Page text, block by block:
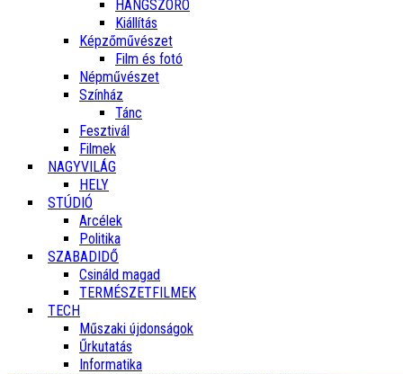
HANGSZÓRÓ
Kiállítás
Képzőművészet
Film és fotó
Népművészet
Színház
Tánc
Fesztivál
Filmek
NAGYVILÁG
HELY
STÚDIÓ
Arcélek
Politika
SZABADIDŐ
Csináld magad
TERMÉSZETFILMEK
TECH
Műszaki újdonságok
Űrkutatás
Informatika